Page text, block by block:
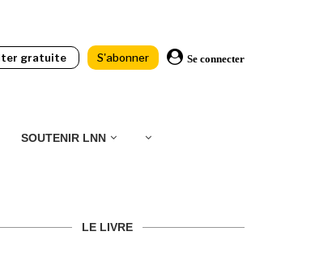
gratuite S'abonner Se connecter
SOUTENIR LNN
LE LIVRE